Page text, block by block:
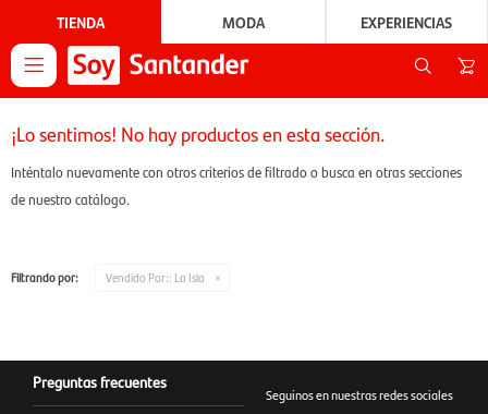
TIENDA MODA EXPERIENCIAS

¡Lo sentimos! No hay productos en esta sección.
Inténtalo nuevamente con otros criterios de filtrado o busca en otras secciones
de nuestro catálogo.
Filtrando por: Vendido Por:: La Isla
Preguntas frecuentes
Seguinos en nuestras redes sociales